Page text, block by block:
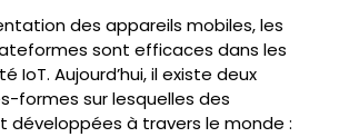
des appareils mobiles, les
sont efficaces dans les
IoT. Aujourd’hui, il existe deux
formes sur lesquelles des
développées à travers le monde :